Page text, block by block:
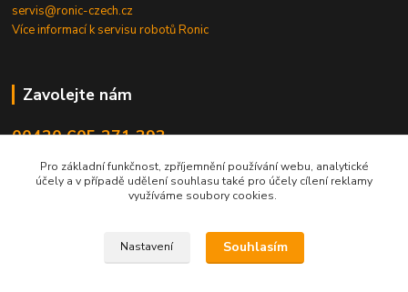
servis@ronic-czech.cz
Více informací k servisu robotů Ronic
Zavolejte nám
00420 605 271 393
info@ronic-czech.cz
Pro základní funkčnost, zpříjemnění používání webu, analytické
účely a v případě udělení souhlasu také pro účely cílení reklamy
využíváme soubory cookies.
Nastavení Souhlasím